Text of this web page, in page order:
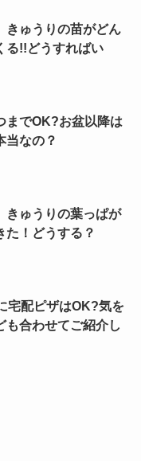
きゅうりの苗がどん
る!!どうすればい
までOK?お盆以降は
当なの？
きゅうりの葉っぱが
た！どうする？
宅配ピザはOK?気を
も合わせてご紹介し